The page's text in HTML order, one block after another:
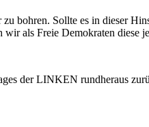
bohren. Sollte es in dieser
als Freie Demokraten diese
der LINKEN rundheraus